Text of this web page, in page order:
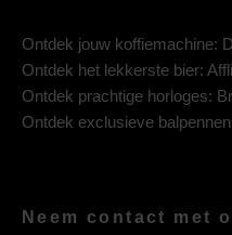
Ontdek jouw koffiemachine:
Ontdek het lekkerste bier:
Ontdek prachtige horloges:
Ontdek exclusieve
Neem contact met